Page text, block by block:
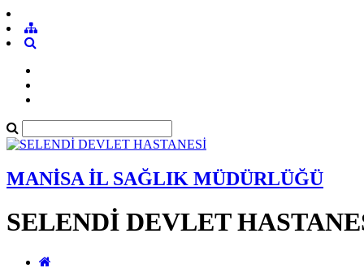
MANİSA İL SAĞLIK MÜDÜRLÜĞÜ
SELENDİ DEVLET